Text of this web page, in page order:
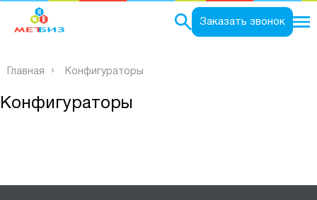
Заказать звонок
Главная Конфигураторы
Конфигураторы